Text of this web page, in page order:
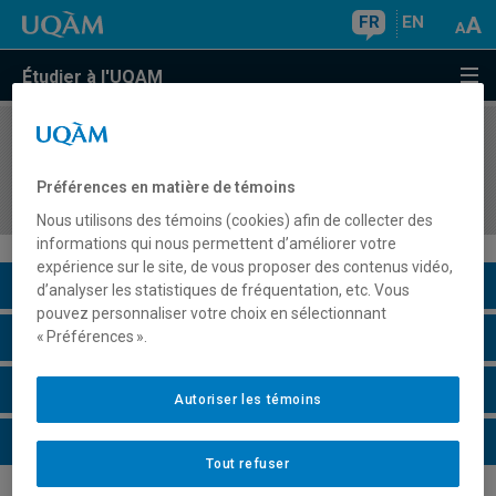
FR EN
Étudier à l'UQAM
COURS//
fondamentale
Description du cours
Horaire - Été 2026
Horaire - Automne 2026
Horaire - Hiver 2027
Préférences en matière de témoins
Nous utilisons des témoins (cookies) afin de collecter des
informations qui nous permettent d’améliorer votre
expérience sur le site, de vous proposer des contenus vidéo,
d’analyser les statistiques de fréquentation, etc. Vous
pouvez personnaliser votre choix en sélectionnant
« Préférences ».
Tout refuser
Autoriser les témoins